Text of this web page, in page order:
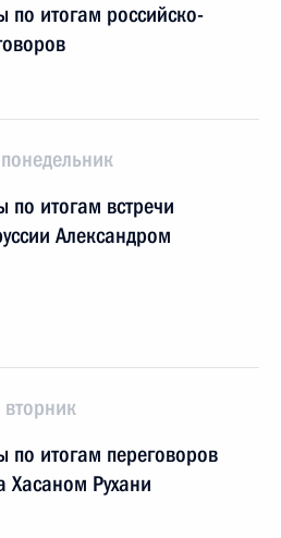
по итогам российско-
по итогам встречи
Александром
по итогам переговоров
Хасаном Рухани